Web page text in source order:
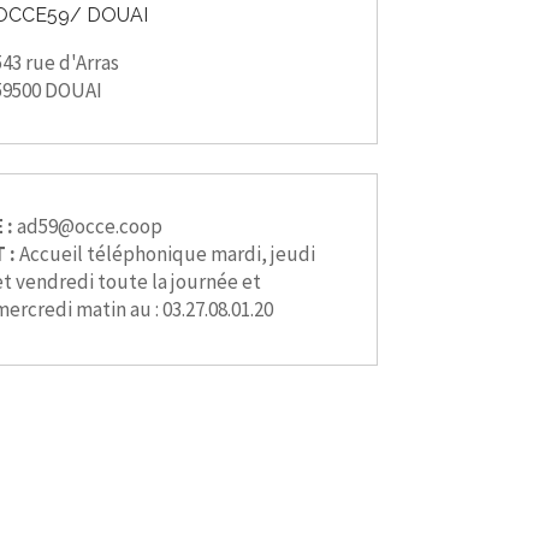
DOUAI
rue d'Arras
DOUAI
:ad59@occe.coop
:Accueil téléphonique mardi, jeudi
vendredi toute la journée et
matin au : 03.27.08.01.20